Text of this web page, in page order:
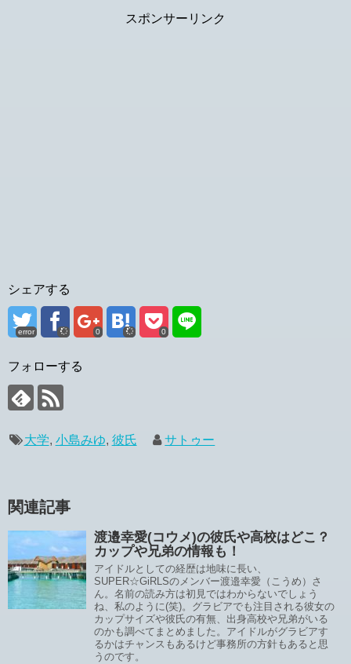
スポンサーリンク
シェアする
error 0 0
フォローする
大学, 小島みゆ, 彼氏 サトゥー
関連記事
渡邉幸愛(コウメ)の彼氏や高校はどこ？
カップや兄弟の情報も！
アイドルとしての経歴は地味に長い、
SUPER☆GiRLSのメンバー渡邉幸愛（こうめ）さ
ん。名前の読み方は初見ではわからないでしょう
ね、私のように(笑)。グラビアでも注目される彼女の
カップサイズや彼氏の有無、出身高校や兄弟がいる
のかも調べてまとめました。アイドルがグラビアす
るかはチャンスもあるけど事務所の方針もあると思
うのです。